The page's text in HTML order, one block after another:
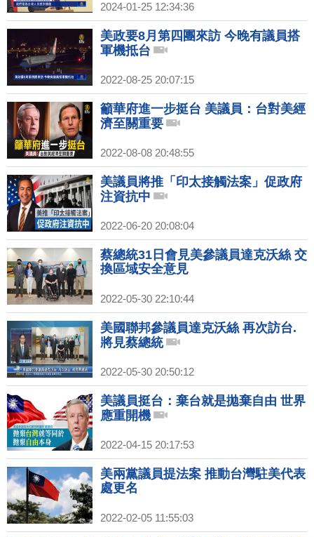
2024-01-25 12:34:36
美政要8月第四團來訪 今晚有議員搭
軍機抵台
2022-08-25 20:07:15
籲華府進一步挺台 美議員：台對美經
濟至關重要
2022-08-08 20:48:55
美議員將推「印太接觸法案」促政府
注資抗中
2022-06-20 20:08:04
蔡總統31日會見美參議員達克沃絲 交
換區域安全意見
2022-05-30 22:10:44
美國聯邦參議員達克沃絲 再次訪台.
將見蔡總統
2022-05-30 20:50:12
美議員挺台：棄台就是拋棄自由 世界
應重開機
2022-04-15 20:17:53
美兩黨議員提法案 推動台灣駐美代表
處更名
2022-02-05 11:55:03